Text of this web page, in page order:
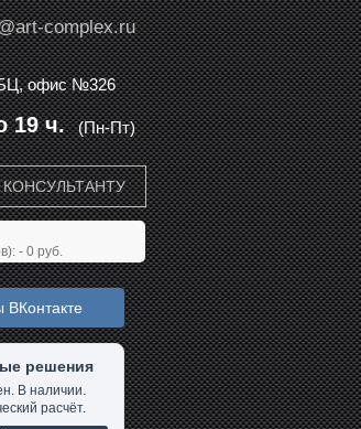
complex.ru
офис №326
(Пн-Пт)
19 ч.
- 0 руб.
ВКонтакте
решения
В наличии.
расчёт.